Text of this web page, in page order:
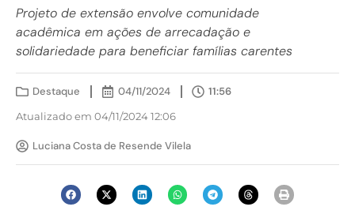
Projeto de extensão envolve comunidade
acadêmica em ações de arrecadação e
solidariedade para beneficiar famílias carentes
Destaque 04/11/2024 11:56
Atualizado em 04/11/2024 12:06
Luciana Costa de Resende Vilela